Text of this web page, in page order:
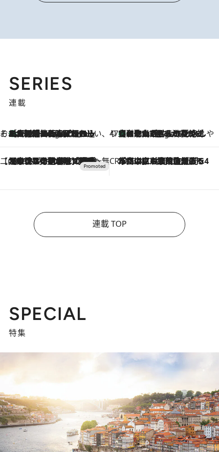
SERIES
連載
そおだよおこの関西おいしい、おやつ紀行4 Hours Ago
［大阪府箕面市］一皿一皿目の前で仕上げられる、料理を巧みに組み込んだアシェットデセールコース「ミチル アシェット デセール（Michiru assiette dessert）」 47都道府県の手みやげ ひんやりスイーツで夏を満喫
4 Hours Ago
【和歌山県】この夏絶対食べたい 冷やしておいしいおやつ3選 みかんがごろっと丸ごと入ったジュレ
【CREA×星野リゾート】唯一無二。癒しと発見が待つ場所へ
2026.8.7
【トンボの足水浴】ヒノキの香りに包まれて涼感マックス！約13℃の湧水かけ流しを避暑地「星野温泉 トンボの湯」で体験 CREA'S CHOICE
2026.8.7
「立川にも歌舞伎があるんだよ」 片岡仁左衛門・市川中車ら豪華座組みで4年目の立川立飛歌舞伎へ
連載 TOP
SPECIAL
特集